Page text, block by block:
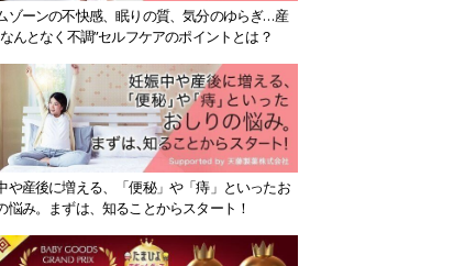
ゾーンの不快感、眠りの質、気分のゆらぎ…産
んとなく不調”セルフケアのポイントとは？
や産後に増える、「便秘」や「痔」といったお
悩み。まずは、知ることからスタート！